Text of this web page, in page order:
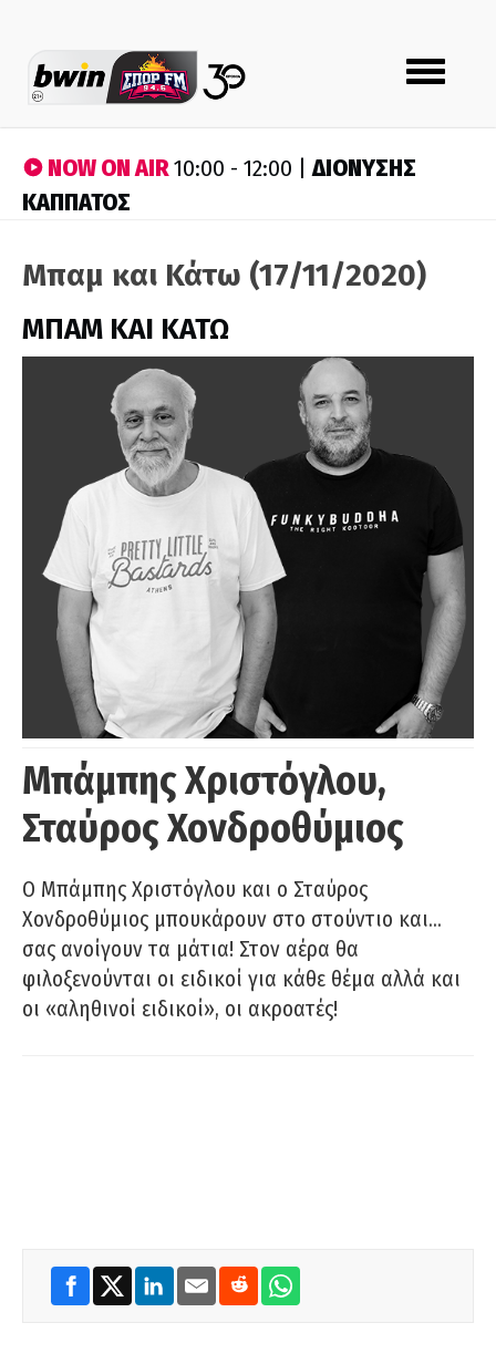
Toggle
navigation
NOW ON AIR10:00 - 12:00 |ΔΙΟΝΥΣΗΣ
ΚΑΠΠΑΤΟΣ
Μπαμ και Κάτω (17/11/2020)
ΜΠΑΜ ΚΑΙ ΚΑΤΩ
Μπάμπης Χριστόγλου,
Σταύρος Χονδροθύμιος
O Μπάμπης Χριστόγλου και ο Σταύρος
Χονδροθύμιος μπουκάρουν στο στούντιο και…
σας ανοίγουν τα μάτια! Στον αέρα θα
φιλοξενούνται οι ειδικοί για κάθε θέμα αλλά και
οι «αληθινοί ειδικοί», οι ακροατές!